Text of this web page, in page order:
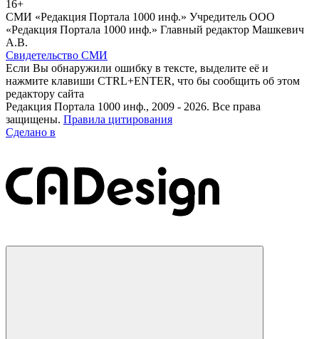
16+
СМИ «Редакция Портала 1000 инф.» Учредитель ООО
«Редакция Портала 1000 инф.» Главный редактор Машкевич
А.В.
Свидетельство СМИ
Если Вы обнаружили ошибку в тексте, выделите её и
нажмите клавиши CTRL+ENTER, что бы сообщить об этом
редактору сайта
Редакция Портала 1000 инф., 2009 - 2026. Все права
защищены. Правила цитирования
Сделано в